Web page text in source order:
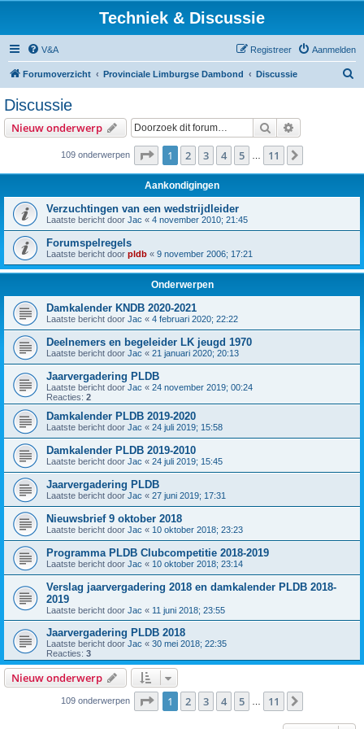
Techniek & Discussie
V&A Aanmelden
Registreer
Forumoverzicht Provinciale Limburgse Dambond Discussie
Discussie
Nieuw onderwerp Zoek
109 onderwerpen Pagina van 11
1 2 3 4 5 11
Aankondigingen
Verzuchtingen van een wedstrijdleider
Laatste bericht door Jac « 4 november 2010; 21:45
Forumspelregels
Laatste bericht door pldb « 9 november 2006; 17:21
Onderwerpen
Damkalender KNDB 2020-2021
Laatste bericht door Jac « 4 februari 2020; 22:22
Deelnemers en begeleider LK jeugd 1970
Laatste bericht door Jac « 21 januari 2020; 20:13
Jaarvergadering PLDB
Laatste bericht door Jac « 24 november 2019; 00:24
Reacties: 2
Damkalender PLDB 2019-2020
Laatste bericht door Jac « 24 juli 2019; 15:58
Damkalender PLDB 2019-2010
Laatste bericht door Jac « 24 juli 2019; 15:45
Jaarvergadering PLDB
Laatste bericht door Jac « 27 juni 2019; 17:31
Nieuwsbrief 9 oktober 2018
Laatste bericht door Jac « 10 oktober 2018; 23:23
Programma PLDB Clubcompetitie 2018-2019
Laatste bericht door Jac « 10 oktober 2018; 23:14
Verslag jaarvergadering 2018 en damkalender PLDB 2018-
2019
Laatste bericht door Jac « 11 juni 2018; 23:55
Jaarvergadering PLDB 2018
Laatste bericht door Jac « 30 mei 2018; 22:35
Reacties: 3
Nieuw onderwerp
109 onderwerpen Pagina van 11
1 2 3 4 5 11